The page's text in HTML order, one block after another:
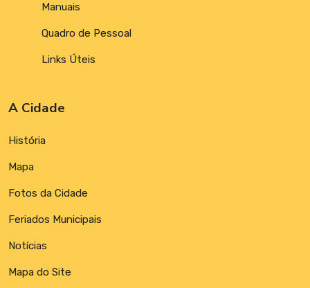
Manuais
Quadro de Pessoal
Links Úteis
A Cidade
História
Mapa
Fotos da Cidade
Feriados Municipais
Notícias
Mapa do Site